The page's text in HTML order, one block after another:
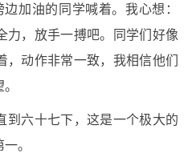
加油的同学喊着。我心想：
力，放手一搏吧。同学们好像
动作非常一致，我相信他们
到六十七下，这是一个极大的
。